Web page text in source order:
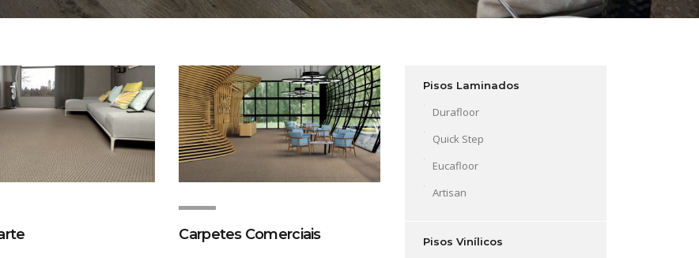
Carpetes Comerciais
Pisos Laminados
Durafloor
Quick Step
Eucafloor
Artisan
Pisos Vinílicos